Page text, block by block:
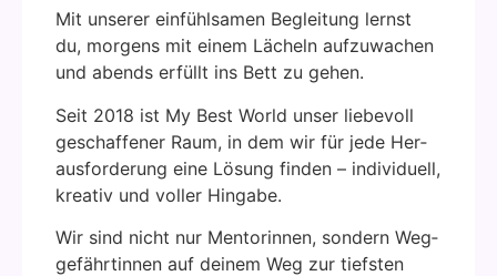
Mit unse­rer ein­fühl­sa­men Beglei­tung lernst
du, mor­gens mit einem Lächeln auf­zu­wa­chen
und abends erfüllt ins Bett zu gehen.
Seit 2018 ist My Best World unser lie­be­voll
geschaf­fe­ner Raum, in dem wir für jede Her­
aus­for­de­rung eine Lösung fin­den – indi­vi­du­ell,
krea­tiv und vol­ler Hin­ga­be.
Wir sind nicht nur Men­to­rin­nen, son­dern Weg­
ge­fähr­tin­nen auf dei­nem Weg zur tiefs­ten